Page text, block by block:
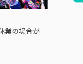
業の場合が